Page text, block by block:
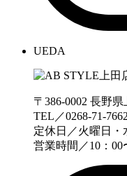
UEDA
〒386-0002 長野
TEL／0268-71-7662
定休日／火曜日・
営業時間／10：00